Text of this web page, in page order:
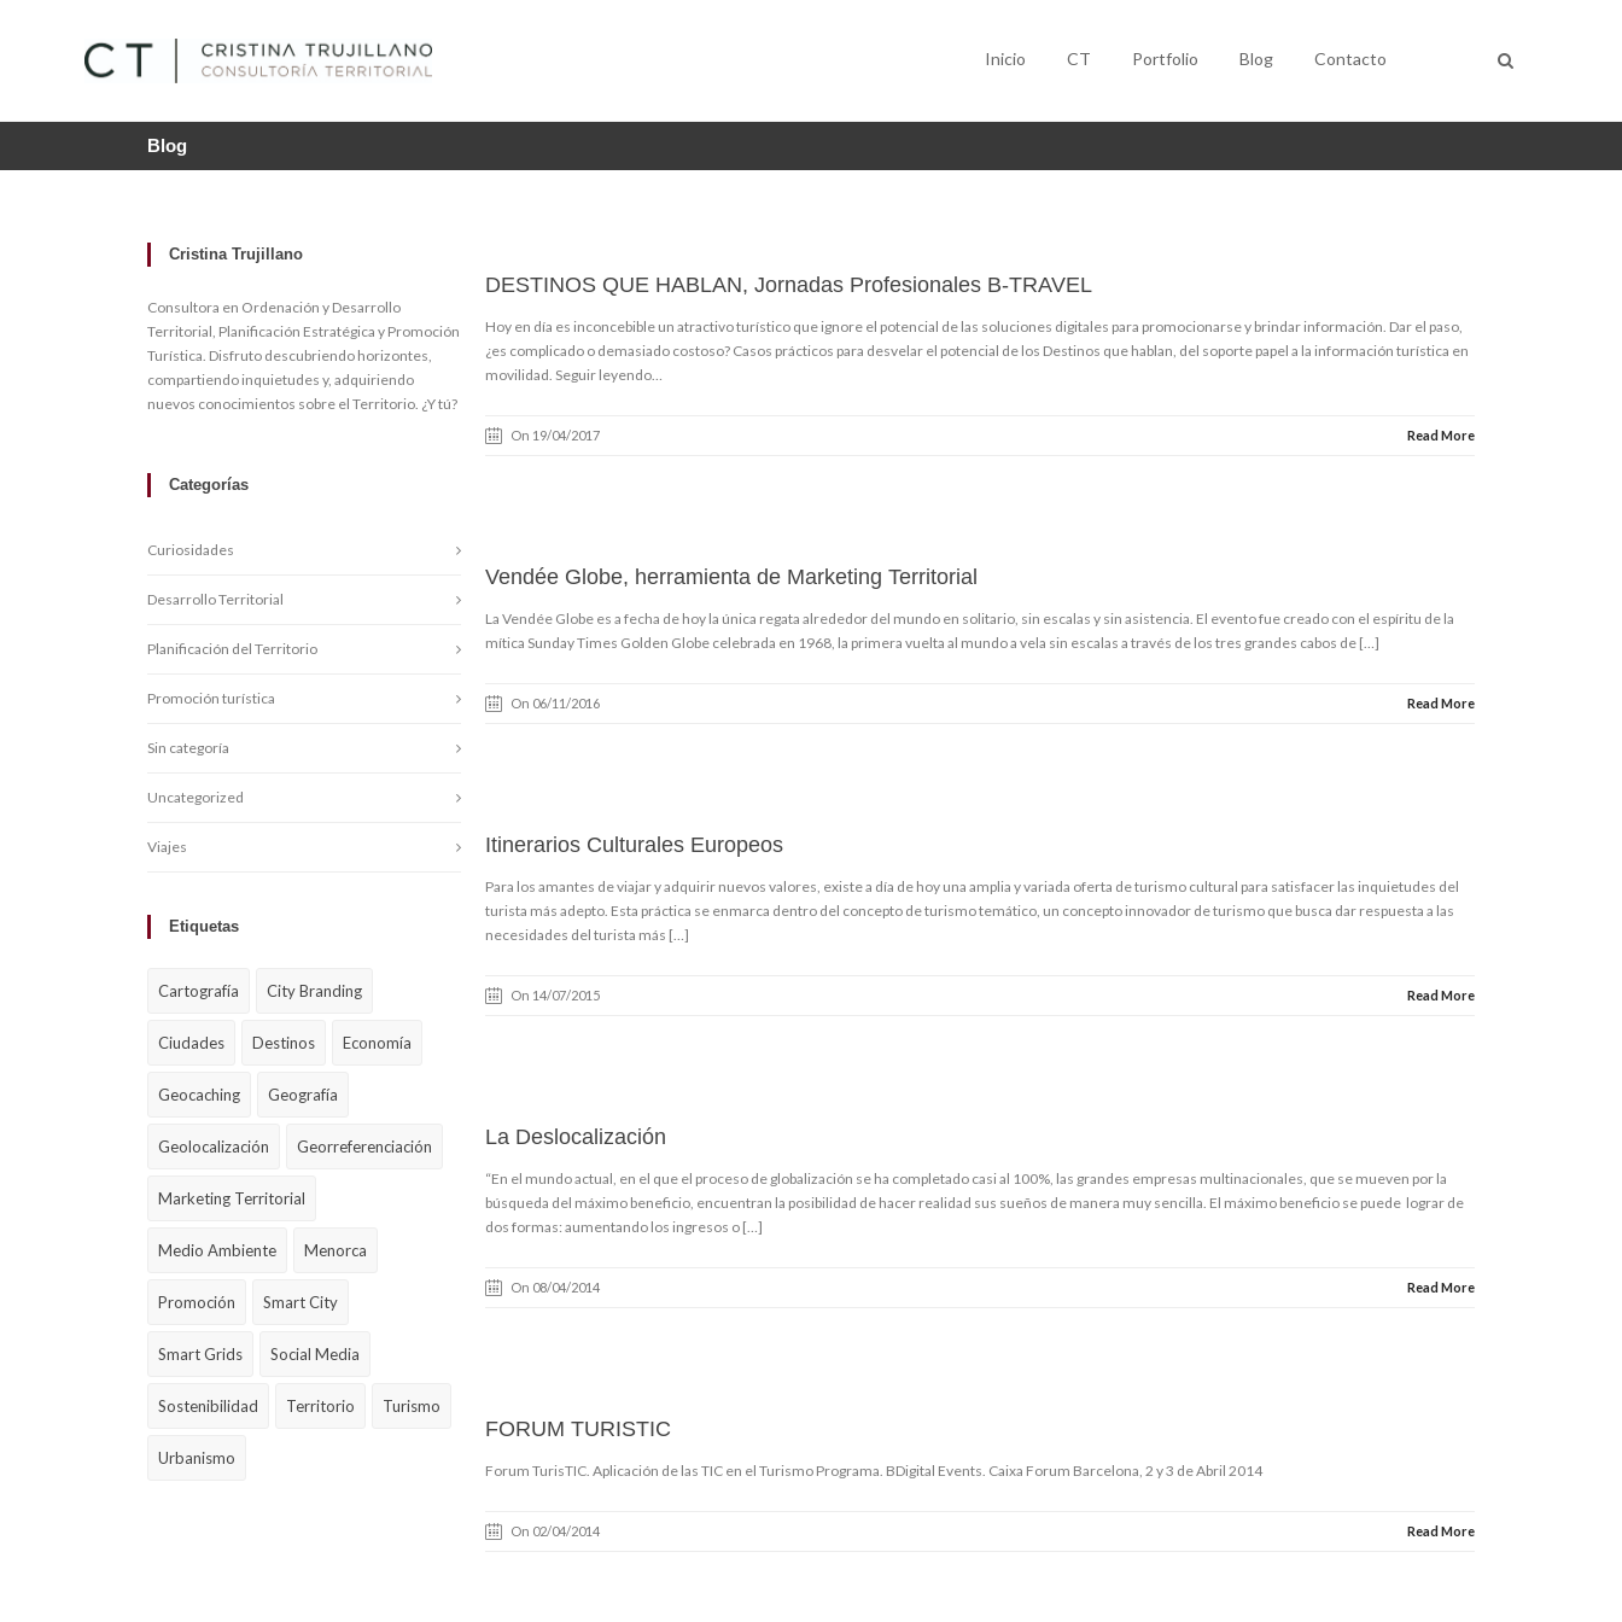
Inicio CT Portfolio Blog Contacto
Blog
Cristina Trujillano
Consultora en Ordenación y Desarrollo
Territorial, Planificación Estratégica y Promoción
Turística. Disfruto descubriendo horizontes,
compartiendo inquietudes y, adquiriendo
nuevos conocimientos sobre el Territorio. ¿Y tú?
Categorías
Curiosidades
Desarrollo Territorial
Planificación del Territorio
Promoción turística
Sin categoría
Uncategorized
Viajes
Etiquetas
Cartografía City Branding
Ciudades Destinos Economía
Geocaching Geografía
Geolocalización Georreferenciación
Marketing Territorial
Medio Ambiente Menorca
Promoción Smart City
Smart Grids Social Media
Sostenibilidad Territorio Turismo
Urbanismo
DESTINOS QUE HABLAN, Jornadas Profesionales B-TRAVEL
Hoy en día es inconcebible un atractivo turístico que ignore el potencial de las soluciones digitales para promocionarse y brindar información. Dar el paso,
¿es complicado o demasiado costoso? Casos prácticos para desvelar el potencial de los Destinos que hablan, del soporte papel a la información turística en
movilidad. Seguir leyendo…
On 19/04/2017 Read More
Vendée Globe, herramienta de Marketing Territorial
La Vendée Globe es a fecha de hoy la única regata alrededor del mundo en solitario, sin escalas y sin asistencia. El evento fue creado con el espíritu de la
mítica Sunday Times Golden Globe celebrada en 1968, la primera vuelta al mundo a vela sin escalas a través de los tres grandes cabos de […]
On 06/11/2016 Read More
Itinerarios Culturales Europeos
Para los amantes de viajar y adquirir nuevos valores, existe a día de hoy una amplia y variada oferta de turismo cultural para satisfacer las inquietudes del
turista más adepto. Esta práctica se enmarca dentro del concepto de turismo temático, un concepto innovador de turismo que busca dar respuesta a las
necesidades del turista más […]
On 14/07/2015 Read More
La Deslocalización
“En el mundo actual, en el que el proceso de globalización se ha completado casi al 100%, las grandes empresas multinacionales, que se mueven por la
búsqueda del máximo beneficio, encuentran la posibilidad de hacer realidad sus sueños de manera muy sencilla. El máximo beneficio se puede lograr de
dos formas: aumentando los ingresos o […]
On 08/04/2014 Read More
FORUM TURISTIC
Forum TurisTIC. Aplicación de las TIC en el Turismo Programa. BDigital Events. Caixa Forum Barcelona, 2 y 3 de Abril 2014
On 02/04/2014 Read More